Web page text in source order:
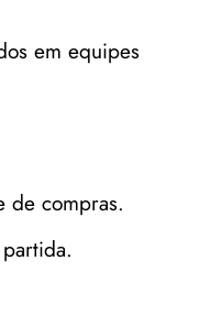
em equipes
de compras.